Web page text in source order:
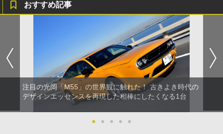
おすすめ記事
注目の光岡「M55」の世界観に触れた！ 古きよき時代の
デザインエッセンスを再現した相棒にしたくなる1台
● ● ● ● ●